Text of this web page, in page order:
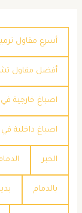
أسرع مقاول
أفضل مقاول
اصباغ خارجية
اصباغ داخلية
الخبر
بالدمام